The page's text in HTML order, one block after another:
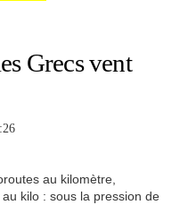
Grecs vent
au kilomètre,
kilo : sous la pression de